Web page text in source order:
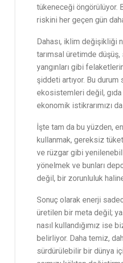
tükeneceği öngörülüyor.
riskini her geçen gün
Dahası, iklim değişikliği
tarımsal üretimde
yangınları gibi
şiddeti artıyor. Bu durum
ekosistemleri değil,
ekonomik istikrarımızı
İşte tam da bu yüzden,
kullanmak, gereksiz
ve rüzgar gibi
yönelmek ve bunları
değil, bir zorunluluk
Sonuç olarak enerji
üretilen bir meta değil;
nasıl kullandığımız ise
belirliyor. Daha temiz,
sürdürülebilir bir dünya